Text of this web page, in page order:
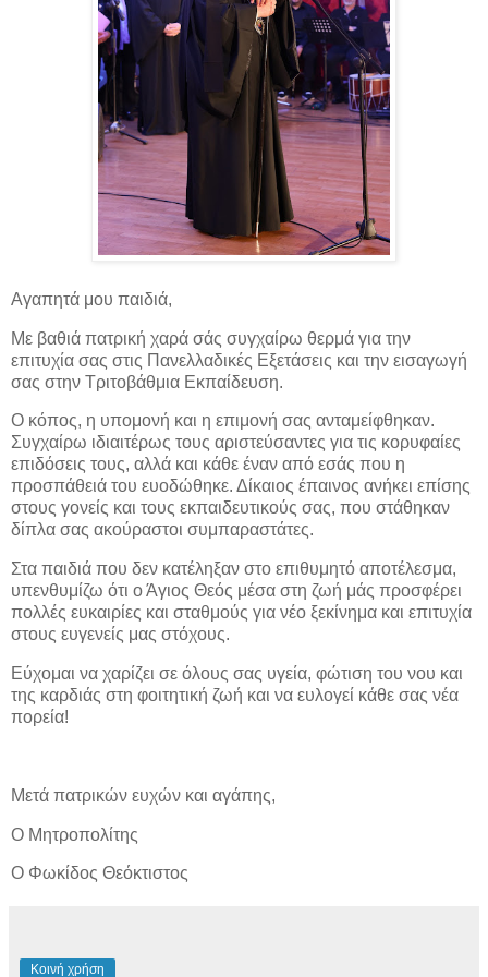
Αγαπητά μου παιδιά,
Με βαθιά πατρική χαρά σάς συγχαίρω θερμά για την
επιτυχία σας στις Πανελλαδικές Εξετάσεις και την εισαγωγή
σας στην Τριτοβάθμια Εκπαίδευση.
Ο κόπος, η υπομονή και η επιμονή σας ανταμείφθηκαν.
Συγχαίρω ιδιαιτέρως τους αριστεύσαντες για τις κορυφαίες
επιδόσεις τους, αλλά και κάθε έναν από εσάς που η
προσπάθειά του ευοδώθηκε. Δίκαιος έπαινος ανήκει επίσης
στους γονείς και τους εκπαιδευτικούς σας, που στάθηκαν
δίπλα σας ακούραστοι συμπαραστάτες.
Στα παιδιά που δεν κατέληξαν στο επιθυμητό αποτέλεσμα,
υπενθυμίζω ότι ο Άγιος Θεός μέσα στη ζωή μάς προσφέρει
πολλές ευκαιρίες και σταθμούς για νέο ξεκίνημα και επιτυχία
στους ευγενείς μας στόχους.
Εύχομαι να χαρίζει σε όλους σας υγεία, φώτιση του νου και
της καρδιάς στη φοιτητική ζωή και να ευλογεί κάθε σας νέα
πορεία!
Μετά πατρικών ευχών και αγάπης,
Ο Μητροπολίτης
Ο Φωκίδος Θεόκτιστος
Κοινή χρήση